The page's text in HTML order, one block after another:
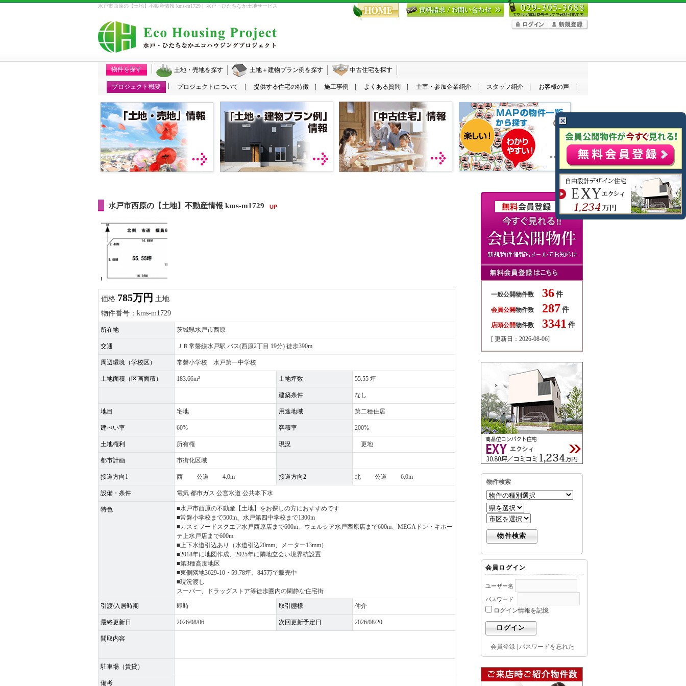
水戸市西原の【土地】不動産情報 kms-m1729 | 水戸・ひたちなか土地サービス
物件を探す 土地・売地を探す 土地＋建物プラン例を探す 中古住宅を探す
プロジェクト概要 プロジェクトについて 提供する住宅の特徴 施工事例 よくある質問 主宰・参加企業紹介 スタッフ紹介 お客様の声
水戸市西原の【土地】不動産情報 kms-m1729 UP
価格 785万円 土地
物件番号：kms-m1729
所在地 茨城県水戸市西原
交通 ＪＲ常磐線水戸駅 バス(西原2丁目 19分) 徒歩390m
周辺環境（学校区） 常磐小学校 水戸第一中学校
土地面積（区画面積） 183.66m² 土地坪数 55.55 坪
建築条件 なし
地目 宅地 用途地域 第二種住居
建ぺい率 60% 容積率 200%
土地権利 所有権 現況 更地
都市計画 市街化区域
接道方向1 西 公道 4.0m 接道方向2 北 公道 6.0m
設備・条件 電気 都市ガス 公営水道 公共本下水
特色
■水戸市西原の不動産【土地】をお探しの方におすすめです
■常磐小学校まで500m、水戸第四中学校まで1300m
■カスミフードスクエア水戸西原店まで600m、ウェルシア水戸西原店まで600m、MEGAドン・キホー
テ上水戸店まで600m
■上下水道引込あり（水道引込20mm、メーター13mm）
■2018年に地図作成、2025年に隣地立会い境界杭設置
■第3種高度地区
■東側隣地3629-10・59.78坪、845万で販売中
■現況渡し
スーパー、ドラッグストア等徒歩圏内の閑静な住宅街
引渡/入居時期 即時 取引態様 仲介
最終更新日 2026/08/06 次回更新予定日 2026/08/20
間取内容
駐車場（賃貸）
備考
一般公開物件数 36 件
会員公開物件数 287 件
店頭公開物件数 3341 件
[ 更新日：2026-08-06]
物件検索
会員ログイン
ユーザー名
パスワード
ログイン情報を記憶
会員登録 パスワードを忘れた